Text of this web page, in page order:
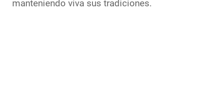
manteniendo viva sus tradiciones.